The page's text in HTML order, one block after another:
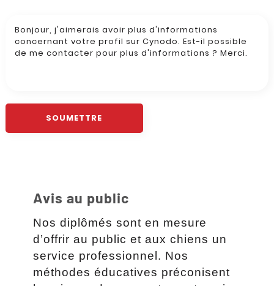
Avis au public
Nos diplômés sont en mesure
d’offrir au public et aux chiens un
service professionnel. Nos
méthodes éducatives préconisent